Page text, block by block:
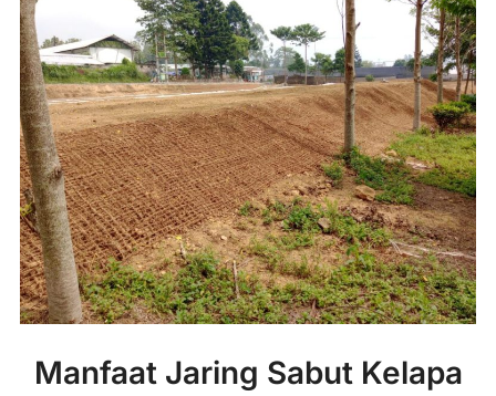
Manfaat Jaring Sabut Kelapa